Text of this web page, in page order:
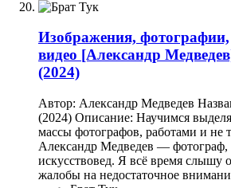
Изображения, фотографии,
видео [Александр
(2024)
Автор: Александр Медведев
(2024) Описание: Научимся
массы фотографов, работами и не
Александр Медведев — фотограф,
искусствовед. Я всё время слышу
жалобы на недостаточное